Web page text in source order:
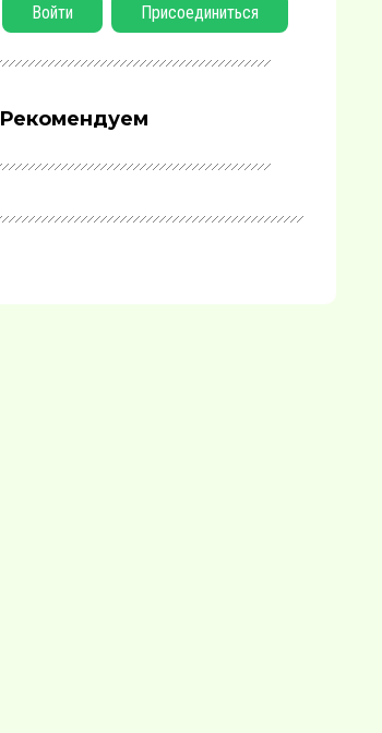
Войти Присоединиться
Рекомендуем